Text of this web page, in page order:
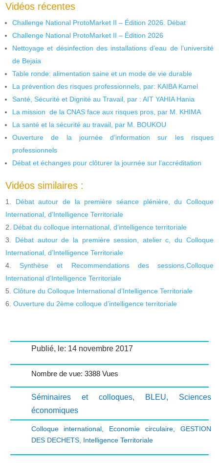
Vidéos récentes
Challenge National ProtoMarket II – Édition 2026. Débat
Challenge National ProtoMarket II – Édition 2026
Nettoyage et désinfection des installations d’eau de l’université
de Bejaia
Table ronde: alimentation saine et un mode de vie durable
La prévention des risques professionnels, par: KAIBA Kamel
Santé, Sécurité et Dignité au Travail, par : AIT YAHIA Hania
La mission de la CNAS face aux risques pros, par M. KHIMA
La santé et la sécurité au travail, par M. BOUKOU
Ouverture de la journée d’information sur les risques
professionnels
Débat et échanges pour clôturer la journée sur l’accréditation
Vidéos similaires :
Débat autour de la première séance plénière, du Colloque
International, d’Intelligence Territoriale
Débat du colloque international, d’intelligence territoriale
Débat autour de la première session, atelier c, du Colloque
International, d’Intelligence Territoriale
Synthèse et Recommendations des sessions,Colloque
International d’Intelligence Territoriale
Clôture du Colloque International d’Intelligence Territoriale
Ouverture du 2ème colloque d’intelligence territoriale
Publié, le: 14 novembre 2017
Nombre de vue: 3388 Vues
Séminaires et colloques, BLEU, Sciences
économiques
Colloque international Economie circulaire, GESTION
DES DECHETS, Intelligence Territoriale